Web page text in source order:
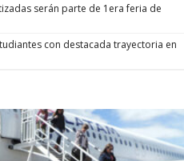
serán parte de 1era feria de
con destacada trayectoria en